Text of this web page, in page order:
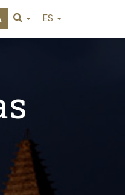
ES